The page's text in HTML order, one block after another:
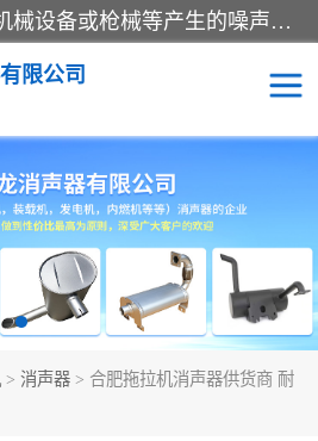
消音器主要用于降低机械设备或枪械等产生的噪声。它通过阻尼或增加排气面积来降低排气速度和功率，从而降低噪声。常见的消音器类型包括阻性消声器、抗性消声器、共振消声器以及阻抗复合式消声器等。这些消音器各有特点，适用于不同频率的噪声消除。
限公司
> 消声器 > 合肥拖拉机消声器供货商 耐